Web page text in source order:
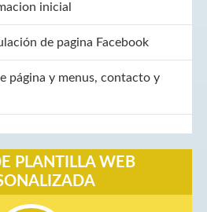
inicial
de pagina Facebook
página y menus, contacto y
PLANTILLA WEB